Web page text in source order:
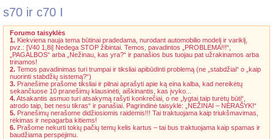
s70 ir c70 I
Forumo taisyklės
1. Kiekviena nauja tema būtinai pradedama, nurodant automobilio modelį ir variklį,
pvz.: [V40 1,8i] Nedega STOP žibintai. Temos, pavadintos „PROBLEMA!!!“,
„PAGALBOS“ arba „Nežinau, kas yra?“ ir panašios bus tuojau pat užrakinamos arba
trinamos!
2. Temos pavadinimas turi trumpai ir tiksliai apibūdinti problemą (ne „stabdžiai“ o „kaip
nuorinti stabdžių sistemą?“)
3. Pranešime prašome tiksliai ir pilnai aprašyti apie ką eina kalba, kad nereikėtų
sekančiuose 10 pranešimų klausinėti, aiškinantis, kas įvyko...
4.Atsakantis asmuo turi atsakymą rašyti konkrečiai, o ne „lygtai taip turėtų būti“,
atrodo taip, bet nesu tikras“ ir panašiai. Pagrindinė taisyklė: „NEŽINAI – NERAŠYK!“
5. Pranešimų nerašome didžiosiomis raidėmis!!! Tai traktuojama kaip triukšmavimas,
rėkimas ir nepagarba kitiems!
6. Prašome nekurti tokių pačių temų kelis kartus – tai bus traktuojama kaip spamas ir
baudžiama perspėjimu.